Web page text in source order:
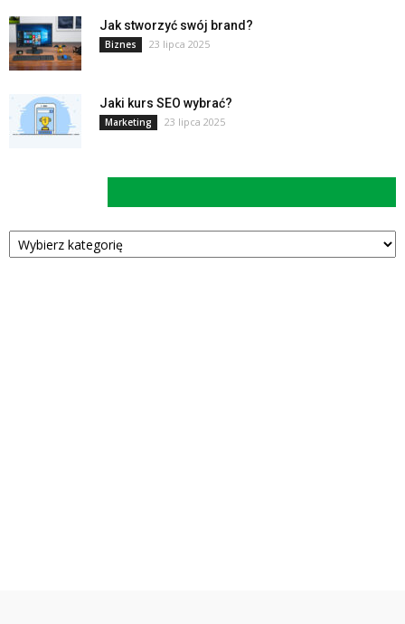
Jak stworzyć swój brand?
Biznes 23 lipca 2025
Jaki kurs SEO wybrać?
Marketing 23 lipca 2025
Kategorie